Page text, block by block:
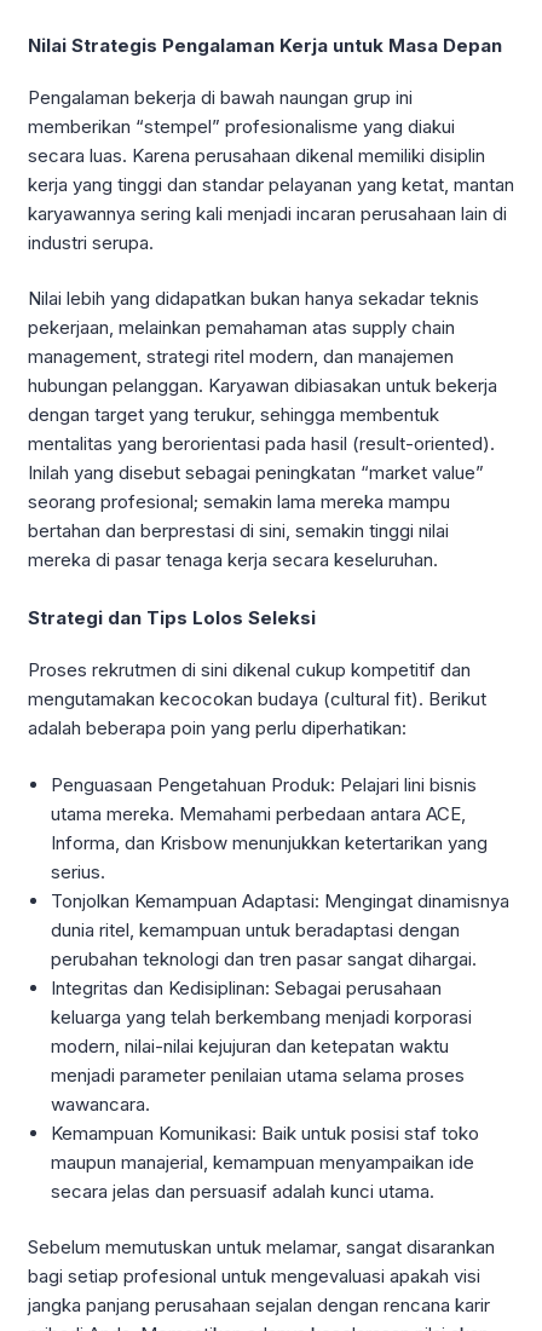
Nilai Strategis Pengalaman Kerja untuk Masa Depan
Pengalaman bekerja di bawah naungan grup ini
memberikan “stempel” profesionalisme yang diakui
secara luas. Karena perusahaan dikenal memiliki disiplin
kerja yang tinggi dan standar pelayanan yang ketat, mantan
karyawannya sering kali menjadi incaran perusahaan lain di
industri serupa.
Nilai lebih yang didapatkan bukan hanya sekadar teknis
pekerjaan, melainkan pemahaman atas supply chain
management, strategi ritel modern, dan manajemen
hubungan pelanggan. Karyawan dibiasakan untuk bekerja
dengan target yang terukur, sehingga membentuk
mentalitas yang berorientasi pada hasil (result-oriented).
Inilah yang disebut sebagai peningkatan “market value”
seorang profesional; semakin lama mereka mampu
bertahan dan berprestasi di sini, semakin tinggi nilai
mereka di pasar tenaga kerja secara keseluruhan.
Strategi dan Tips Lolos Seleksi
Proses rekrutmen di sini dikenal cukup kompetitif dan
mengutamakan kecocokan budaya (cultural fit). Berikut
adalah beberapa poin yang perlu diperhatikan:
Penguasaan Pengetahuan Produk: Pelajari lini bisnis
utama mereka. Memahami perbedaan antara ACE,
Informa, dan Krisbow menunjukkan ketertarikan yang
serius.
Tonjolkan Kemampuan Adaptasi: Mengingat dinamisnya
dunia ritel, kemampuan untuk beradaptasi dengan
perubahan teknologi dan tren pasar sangat dihargai.
Integritas dan Kedisiplinan: Sebagai perusahaan
keluarga yang telah berkembang menjadi korporasi
modern, nilai-nilai kejujuran dan ketepatan waktu
menjadi parameter penilaian utama selama proses
wawancara.
Kemampuan Komunikasi: Baik untuk posisi staf toko
maupun manajerial, kemampuan menyampaikan ide
secara jelas dan persuasif adalah kunci utama.
Sebelum memutuskan untuk melamar, sangat disarankan
bagi setiap profesional untuk mengevaluasi apakah visi
jangka panjang perusahaan sejalan dengan rencana karir